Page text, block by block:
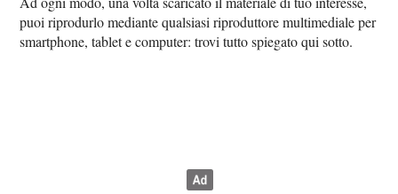
puoi riprodurlo mediante qualsiasi riproduttore multimediale per
smartphone, tablet e computer: trovi tutto spiegato qui sotto.